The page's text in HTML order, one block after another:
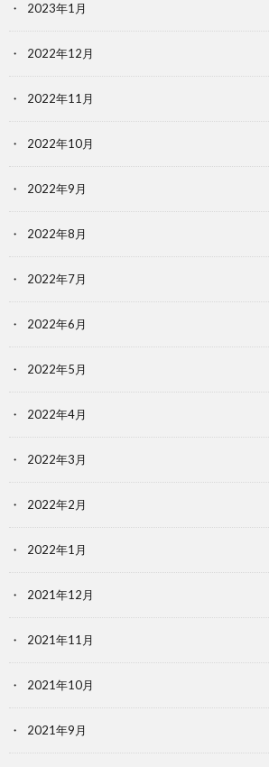
2023年1月
2022年12月
2022年11月
2022年10月
2022年9月
2022年8月
2022年7月
2022年6月
2022年5月
2022年4月
2022年3月
2022年2月
2022年1月
2021年12月
2021年11月
2021年10月
2021年9月